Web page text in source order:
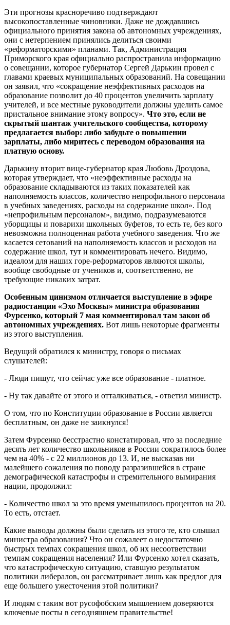
Эти прогнозы красноречиво подтверждают
высокопоставленные чиновники. Даже не дождавшись
официального принятия закона об автономных учреждениях,
они с нетерпением принялись делиться своими
«реформаторскими» планами. Так, Администрация
Приморского края официально распространила информацию
о совещании, которое губернатор Сергей Дарькин провел с
главами краевых муниципальных образований. На совещании
он заявил, что «сокращение неэффективных расходов на
образование позволит до 40 процентов увеличить зарплату
учителей, и все местные руководители должны уделить самое
пристальное внимание этому вопросу». Что это, если не
скрытый шантаж учительского сообщества, которому
предлагается выбор: либо забудьте о повышении
зарплаты, либо миритесь с переводом образования на
платную основу.
Дарькину вторит вице-губернатор края Любовь Дроздова,
которая утверждает, что «неэффективные расходы на
образование складываются из таких показателей как
наполняемость классов, количество непрофильного персонала
в учебных заведениях, расходы на содержание школ». Под
«непрофильным персоналом», видимо, подразумеваются
уборщицы и поварихи школьных буфетов, то есть те, без кого
невозможна полноценная работа учебного заведения. Что же
касается сетований на наполняемость классов и расходов на
содержание школ, тут и комментировать нечего. Видимо,
идеалом для наших горе-реформаторов являются школы,
вообще свободные от учеников и, соответственно, не
требующие никаких затрат.
Особенным цинизмом отличается выступление в эфире
радиостанции «Эхо Москвы» министра образования
Фурсенко, который 7 мая комментировал там закон об
автономных учреждениях. Вот лишь некоторые фрагменты
из этого выступления.
Ведущий обратился к министру, говоря о письмах
слушателей:
- Люди пишут, что сейчас уже все образование - платное.
- Ну так давайте от этого и отталкиваться, - ответил министр.
О том, что по Конституции образование в России является
бесплатным, он даже не заикнулся!
Затем Фурсенко бесстрастно констатировал, что за последние
десять лет количество школьников в России сократилось более
чем на 40% - с 22 миллионов до 13. И, не высказав ни
малейшего сожаления по поводу разразившейся в стране
демографической катастрофы и стремительного вымирания
нации, продолжил:
- Количество школ за это время уменьшилось процентов на 20.
То есть, отстает.
Какие выводы должны были сделать из этого те, кто слышал
министра образования? Что он сожалеет о недостаточно
быстрых темпах сокращения школ, об их несоответствии
темпам сокращения населения? Или Фурсенко хотел сказать,
что катастрофическую ситуацию, ставшую результатом
политики либералов, он рассматривает лишь как предлог для
еще большего ужесточения этой политики?
И людям с таким вот русофобским мышлением доверяются
ключевые посты в сегодняшнем правительстве!